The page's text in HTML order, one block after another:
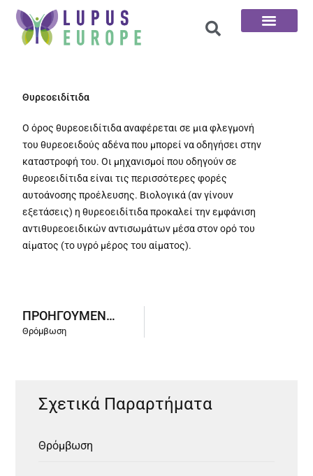
Θυρεοειδίτιδα
Ο όρος θυρεοειδίτιδα αναφέρεται σε μια φλεγμονή
του θυρεοειδούς αδένα που μπορεί να οδηγήσει στην
καταστροφή του. Οι μηχανισμοί που οδηγούν σε
θυρεοειδίτιδα είναι τις περισσότερες φορές
αυτοάνοσης προέλευσης. Βιολογικά (αν γίνουν
εξετάσεις) η θυρεοειδίτιδα προκαλεί την εμφάνιση
αντιθυρεοειδικών αντισωμάτων μέσα στον ορό του
αίματος (το υγρό μέρος του αίματος).
ΠΡΟΗΓΟΎΜΕΝΑ ΠΑΡΑΡΤΉΜΑΤΑ
Θρόμβωση
Σχετικά Παραρτήματα
Θρόμβωση